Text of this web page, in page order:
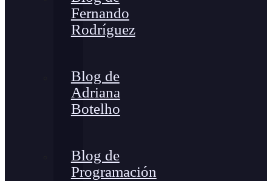
Fernando
Rodríguez
Blog de
Adriana
Botelho
Blog de
Programación